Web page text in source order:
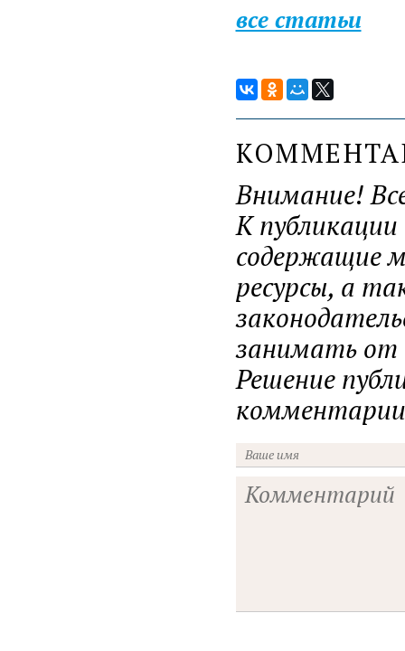
все статьи
Внимание!
К
содержащие
ресурсы, а
занимать от
Решение